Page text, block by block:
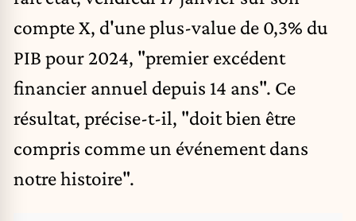
compte X, d'une plus-value de 0,3% du
PIB pour 2024, "premier excédent
financier annuel depuis 14 ans". Ce
résultat, précise-t-il, "doit bien être
compris comme un événement dans
notre histoire".